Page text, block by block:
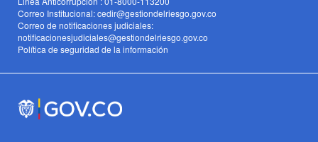
Correo Institucional: cedir@gestiondelriesgo.gov.co
Correo de notificaciones judiciales:
notificacionesjudiciales@gestiondelriesgo.gov.co
Política de seguridad de la información